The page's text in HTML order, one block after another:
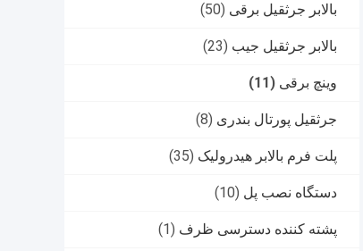
بالابر جرثقیل برقی (50)
بالابر جرثقیل جیب (23)
وینچ برقی (11)
جرثقیل پورتال بندری (8)
پلت فرم بالابر هیدرولیک (35)
دستگاه نصب پل (10)
پشته کننده دسترسی ظرف (1)